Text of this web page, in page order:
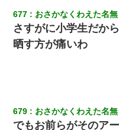
父が他界→父のフリン相手
ことは謝ります。ごめんな
って知ってるの？」相手『
【復讐】義兄嫁「生活費、
わけないでしょｗｗｗｗ」
677 おさかなくわえた名
さすがに小学生だか
晒す方が痛いわ
679 おさかなくわえた名
でもお前らがそのア